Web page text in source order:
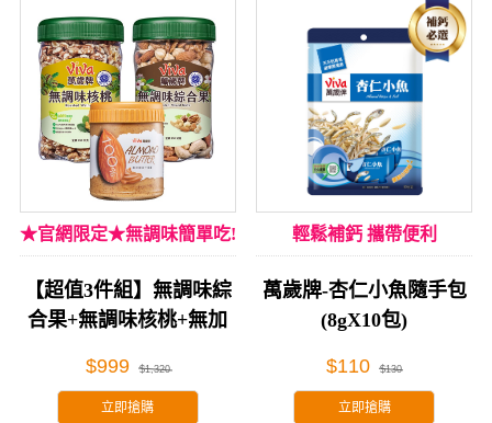
★官網限定★無調味簡單吃!
【超值3件組】無調味綜
合果+無調味核桃+無加
$999 $1,320
立即搶購
輕鬆補鈣 攜帶便利
萬歲牌-杏仁小魚隨手包
(8gX10包)
$110 $130
立即搶購